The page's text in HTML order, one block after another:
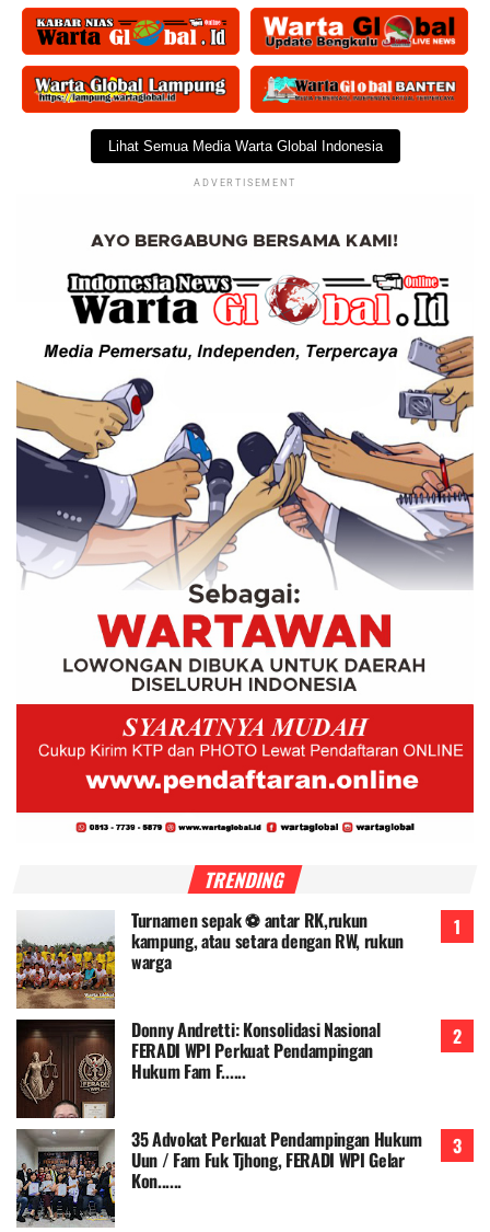
Lihat Semua Media Warta Global Indonesia
ADVERTISEMENT
TRENDING
Turnamen sepak ⚽ antar RK,rukun
kampung, atau setara dengan RW, rukun
warga
Donny Andretti: Konsolidasi Nasional
FERADI WPI Perkuat Pendampingan
Hukum Fam F......
35 Advokat Perkuat Pendampingan Hukum
Uun / Fam Fuk Tjhong, FERADI WPI Gelar
Kon......